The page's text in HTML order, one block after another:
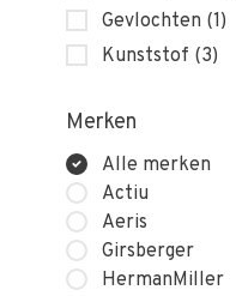
Gevlochten (1)
Kunststof (3)
Merken
Alle merken
Actiu
Aeris
Girsberger
HermanMiller